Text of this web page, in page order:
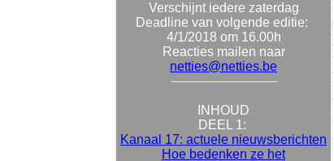
Verschijnt iedere zaterdag
Deadline van volgende editie:
4/1/2018 om 16.00h
Reacties mailen naar
netties@netties.be
INHOUD
DEEL 1:
Kanaal 17: actuele nieuwsberichten
Hoe bedenken ze het